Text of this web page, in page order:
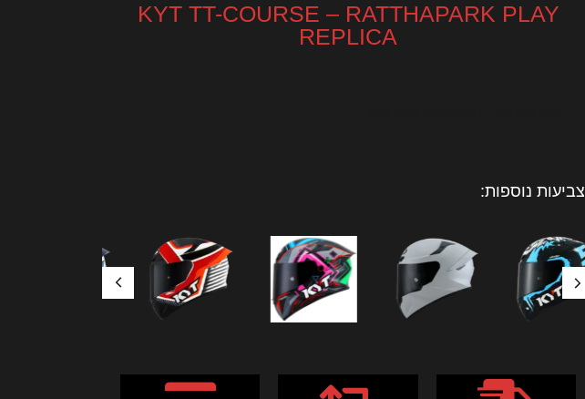
KYT TT-COURSE – RATTHAPARK PLAY
REPLICA
צביעות נוספות: